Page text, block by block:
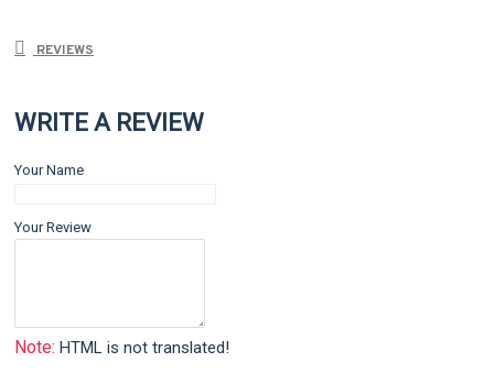
REVIEWS
WRITE A REVIEW
Your Name
Your Review
Note: HTML is not translated!